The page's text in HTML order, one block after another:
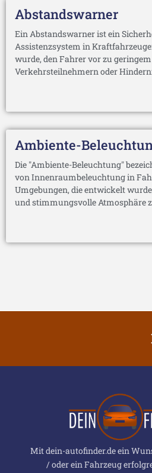
Abstandswarner
Ein Abstandswarner ist ein
Assistenzsystem in
wurde, den Fahrer vor zu
Verkehrsteilnehmern oder
Ambiente-
Die "Ambiente-Beleuchtung"
von Innenraumbeleuchtung in
Umgebungen, die entwickelt
und stimmungsvolle Atmosphäre
Mit dein-autofinder.de ein
/ oder ein Fahrzeug